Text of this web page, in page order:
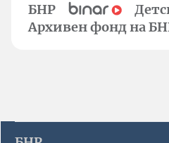
БНР
Архивен фонд на